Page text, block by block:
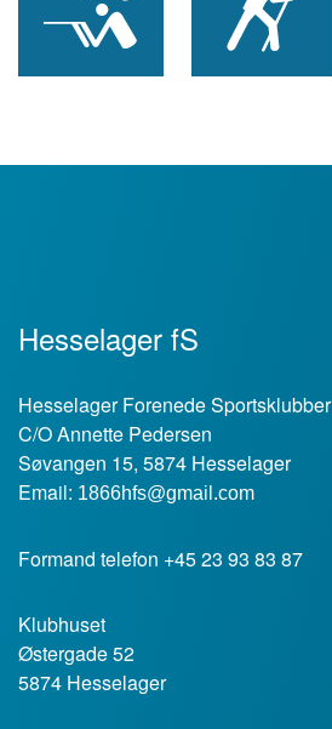
Hesselager fS
Hesselager Forenede Sportsklubber
C/O Annette Pedersen
Søvangen 15, 5874 Hesselager
Email: 1866hfs@gmail.com
Formand telefon +45 23 93 83 87
Klubhuset
Østergade 52
5874 Hesselager